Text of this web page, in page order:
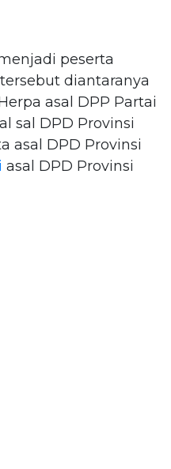
peserta
diantaranya
asal DPP Partai
sal DPD Provinsi
asal DPD Provinsi
asal DPD Provinsi